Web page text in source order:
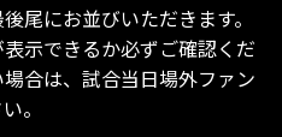
尾にお並びいただきます。
示できるか必ずご確認くだ
合は、試合当日場外ファン
。